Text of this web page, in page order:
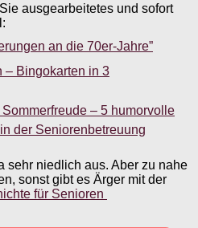
ausgearbeitetes und sofort
an die 70er-Jahre”
– Bingokarten in 3
– 5 humorvolle
der Seniorenbetreuung
sehr niedlich aus. Aber zu nahe
sonst gibt es Ärger mit der
für Senioren